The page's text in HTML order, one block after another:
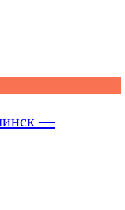
—